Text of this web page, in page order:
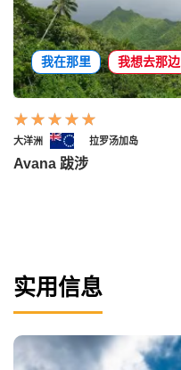
我在那里 我想去那边
大洋洲 拉罗汤加岛
Avana 跋涉
实用信息